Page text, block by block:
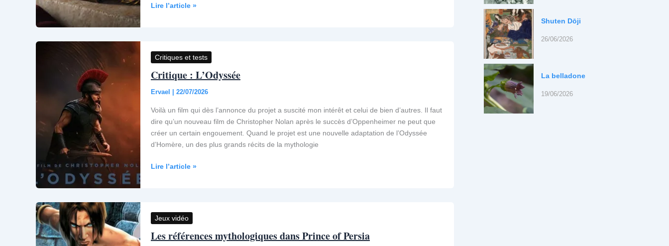
Mythologie
livre
:
10
pour
remonter
aux
sources
de
fantasy
Lire l’article »
Critiques et tests
Critique : L’Odyssée
Ervael 22/07/2026
Voilà un film qui dès l’annonce du projet a suscité mon intérêt et celui de bien d’autres. Il faut
dire qu’un nouveau film de Christopher Nolan après le succès d’Oppenheimer ne peut que
créer un certain engouement. Quand le projet est une nouvelle adaptation de l’Odyssée
d’Homère, un des plus grands récits de la mythologie
Critique
Lire l’article »
Jeux vidéo
Les références mythologiques dans Prince of Persia
Shuten Dōji
26/06/2026
La belladone
19/06/2026